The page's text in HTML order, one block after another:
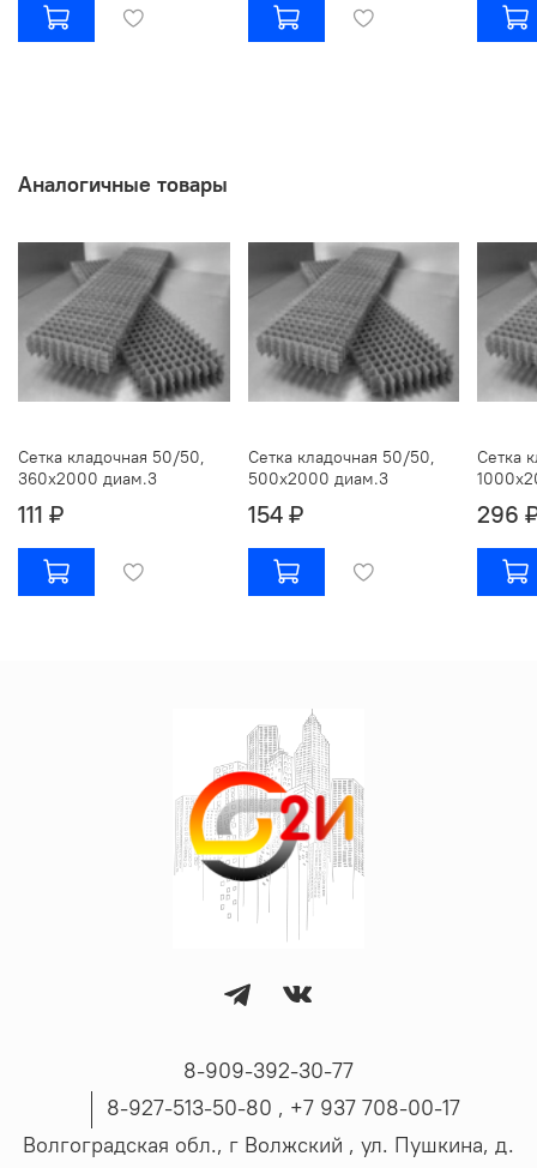
Аналогичные товары
Сетка кладочная 50/50,
360х2000 диам.3
111 ₽
Сетка кладочная 50/50,
500х2000 диам.3
154 ₽
Сетка
296
8-909-392-30-77
8-927-513-50-80 , ‪+7 937 708-00-17
Волгоградская обл., г Волжский , ул. Пушкина, д.